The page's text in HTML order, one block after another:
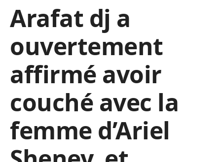
Arafat dj a
ouvertement
affirmé avoir
couché avec la
femme d’Ariel